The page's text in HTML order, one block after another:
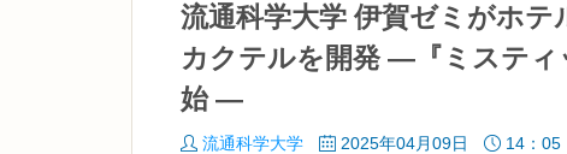
流通科学大学 伊賀ゼミがホ
カクテルを開発 ―『ミスティ
始 ―
流通科学大学 2025年04月09日 14：05